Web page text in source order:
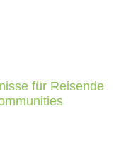
für Reisende